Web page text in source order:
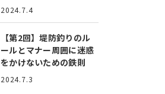
2024.7.4
【第2回】堤防釣りのル
ールとマナー周囲に迷惑
をかけないための鉄則
2024.7.3